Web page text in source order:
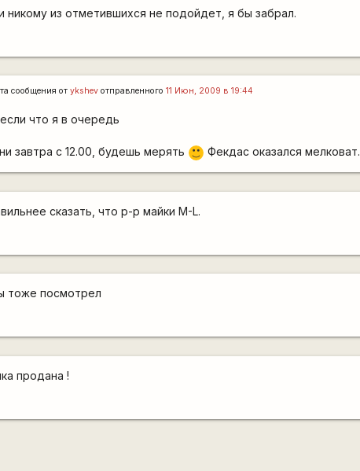
никому из отметившихся не подойдет, я бы забрал.
сообщения отykshev отправленного11 Июн, 2009 в 19:44
если что я в очередь
завтра с 12.00, будешь мерять :) Фекдас оказался мелковат.
сказать, что р-р майки M-L.
тоже посмотрел
продана !